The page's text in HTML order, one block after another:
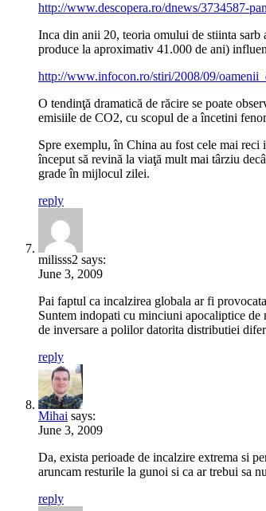
http://www.descopera.ro/dnews/3734587-
Inca din anii 20, teoria omului de stiinta sarb
produce la aproximativ 41.000 de ani)
http://www.infocon.ro/stiri/2008/09/
O tendinţă dramatică de răcire se poate
emisiile de CO2, cu scopul de a încetini
Spre exemplu, în China au fost cele mai
început să revină la viaţă mult mai târziu
grade în mijlocul zilei.
reply
milisss2 says:
June 3, 2009
Pai faptul ca incalzirea globala ar fi
Suntem indopati cu minciuni apocaliptice de
de inversare a polilor datorita distributiei
reply
Mihai says:
June 3, 2009
Da, exista perioade de incalzire extrema si
aruncam resturile la gunoi si ca ar trebui sa
reply